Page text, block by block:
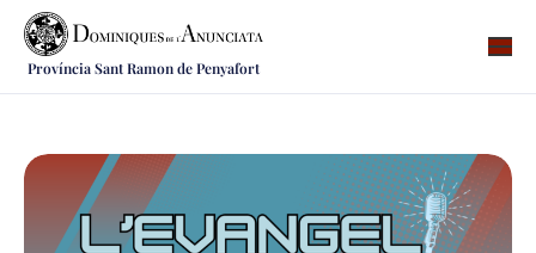
Província Sant Ramon de Penyafort
Qui som
Què fem
Vocacions